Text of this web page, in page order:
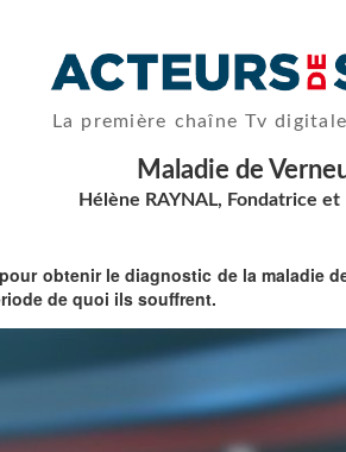
La première chaîne Tv
Maladie de
Hélène RAYNAL, Fondatrice
obtenir le diagnostic de la maladie
de quoi ils souffrent.